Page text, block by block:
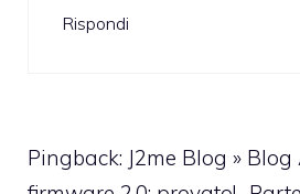
Rispondi
Pingback: J2me Blog »